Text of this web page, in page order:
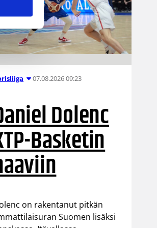
07.08.2026 09:23
Dolenc
Basketin
on rakentanut pitkän
Suomen lisäksi